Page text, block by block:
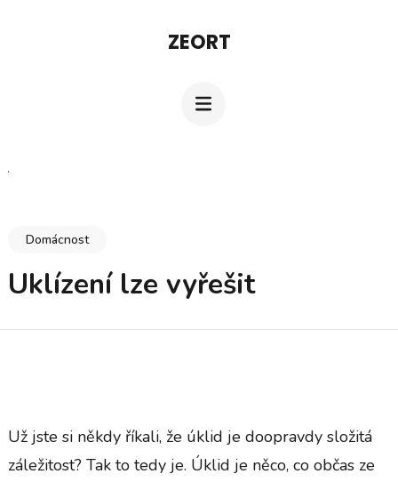
ZEORT
Domácnost
Uklízení lze vyřešit
Už jste si někdy říkali, že úklid je doopravdy složitá
záležitost? Tak to tedy je. Úklid je něco, co občas ze